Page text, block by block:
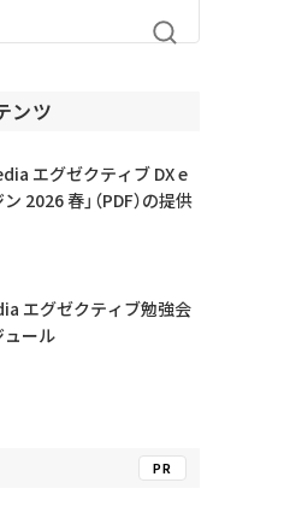
ンツ
エグゼクティブ DX e
2026 春」（PDF）の提供
エグゼクティブ勉強会
ュール
PR